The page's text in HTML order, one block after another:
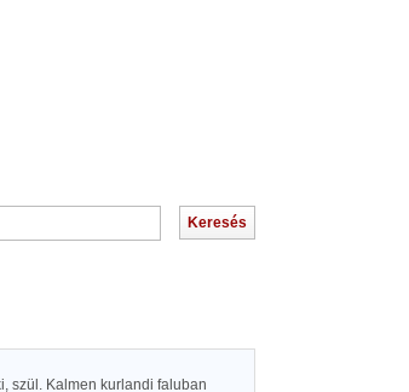
szül. Kalmen kurlandi faluban